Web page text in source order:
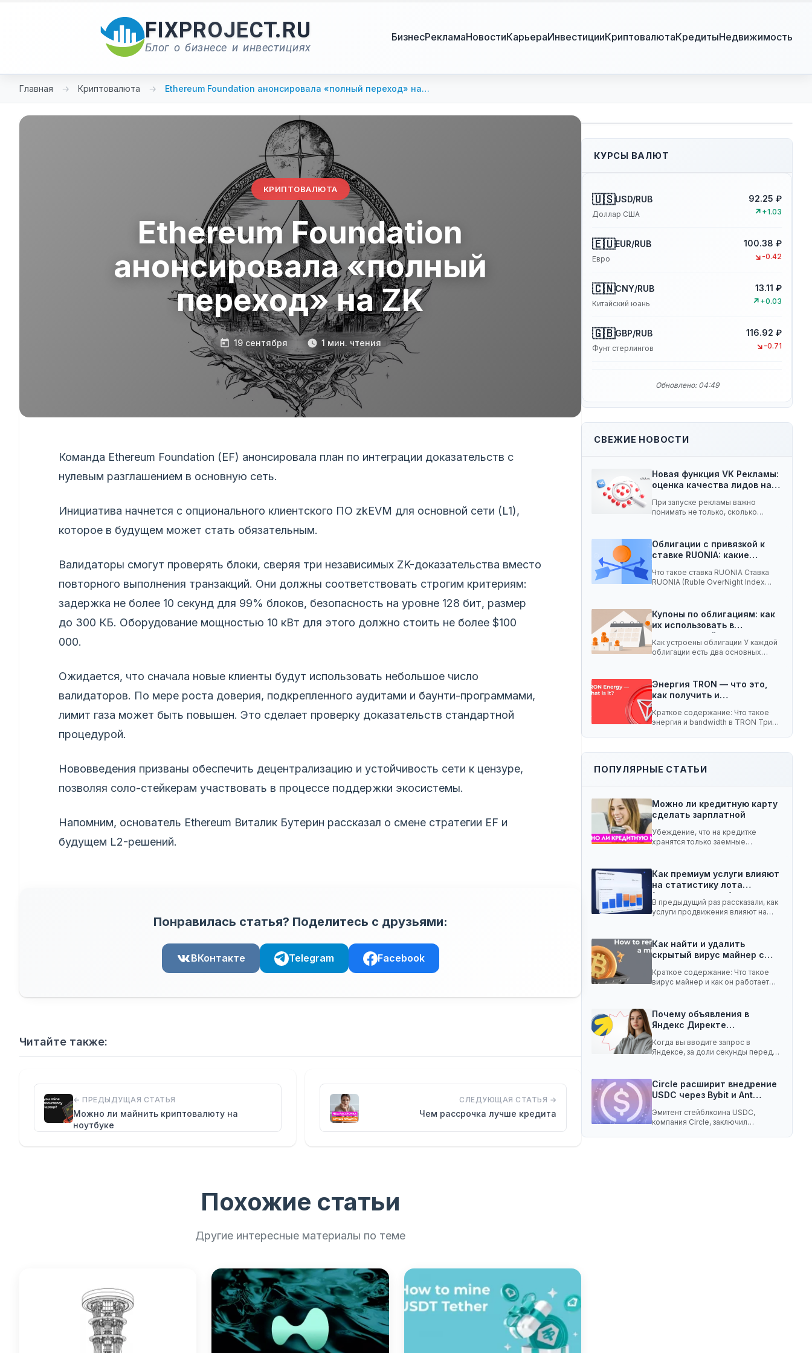
FIXPROJECT.RU
Блог о бизнесе и инвестициях
БизнесРекламаНовостиКарьераИнвестицииКриптовалютаКредитыНедвижимость
Главная → Криптовалюта → Ethereum Foundation анонсировала «полный переход» на…
КРИПТОВАЛЮТА
Ethereum Foundation
анонсировала «полный
переход» на ZK
19 сентября 1 мин. чтения
Команда Ethereum Foundation (EF) анонсировала план по интеграции доказательств с
нулевым разглашением в основную сеть.
Инициатива начнется с опционального клиентского ПО zkEVM для основной сети (L1),
которое в будущем может стать обязательным.
Валидаторы смогут проверять блоки, сверяя три независимых ZK-доказательства вместо
повторного выполнения транзакций. Они должны соответствовать строгим критериям:
задержка не более 10 секунд для 99% блоков, безопасность на уровне 128 бит, размер
до 300 КБ. Оборудование мощностью 10 кВт для этого должно стоить не более $100
000.
Ожидается, что сначала новые клиенты будут использовать небольшое число
валидаторов. По мере роста доверия, подкрепленного аудитами и баунти-программами,
лимит газа может быть повышен. Это сделает проверку доказательств стандартной
процедурой.
Нововведения призваны обеспечить децентрализацию и устойчивость сети к цензуре,
позволяя соло-стейкерам участвовать в процессе поддержки экосистемы.
Напомним, основатель Ethereum Виталик Бутерин рассказал о смене стратегии EF и
будущем L2-решений.
Понравилась статья? Поделитесь с друзьями:
ВКонтакте Telegram Facebook
Читайте также:
← ПРЕДЫДУЩАЯ СТАТЬЯ
Можно ли майнить криптовалюту на
ноутбуке
СЛЕДУЮЩАЯ СТАТЬЯ →
Чем рассрочка лучше кредита
Похожие статьи
Другие интересные материалы по теме
КУРСЫ ВАЛЮТ
🇺🇸USD/RUB
Доллар США
92.25 ₽
↗ +1.03
🇪🇺EUR/RUB
Евро
100.38 ₽
↘ -0.42
🇨🇳CNY/RUB
Китайский юань
13.11 ₽
↗ +0.03
🇬🇧GBP/RUB
Фунт стерлингов
116.92 ₽
↘ -0.71
Обновлено: 04:49
СВЕЖИЕ НОВОСТИ
Новая функция VK Рекламы:
оценка качества лидов на…
При запуске рекламы важно
понимать не только, сколько
Облигации с привязкой к
ставке RUONIA: какие
Что такое ставка RUONIA Ставка
RUONIA (Ruble OverNight Index
Купоны по облигациям: как
их использовать в
долгосрочной…
Как устроены облигации У каждой
облигации есть два основных
Энергия TRON — что это,
как получить и…
Краткое содержание: Что такое
энергия и bandwidth в TRON Три
ПОПУЛЯРНЫЕ СТАТЬИ
Можно ли кредитную карту
сделать зарплатной
Убеждение, что на кредитке
хранятся только заемные
Как премиум услуги влияют
на статистику лота
(телеграм-канал)
В предыдущий раз рассказали, как
услуги продвижения влияют на
Как найти и удалить
скрытый вирус майнер с…
Краткое содержание: Что такое
вирус майнер и как он работает
Почему объявления в
Яндекс Директе
Когда вы вводите запрос в
Яндексе, за доли секунды перед
Circle расширит внедрение
USDC через Bybit и Ant…
Эмитент стейблкоина USDC,
компания Circle, заключил